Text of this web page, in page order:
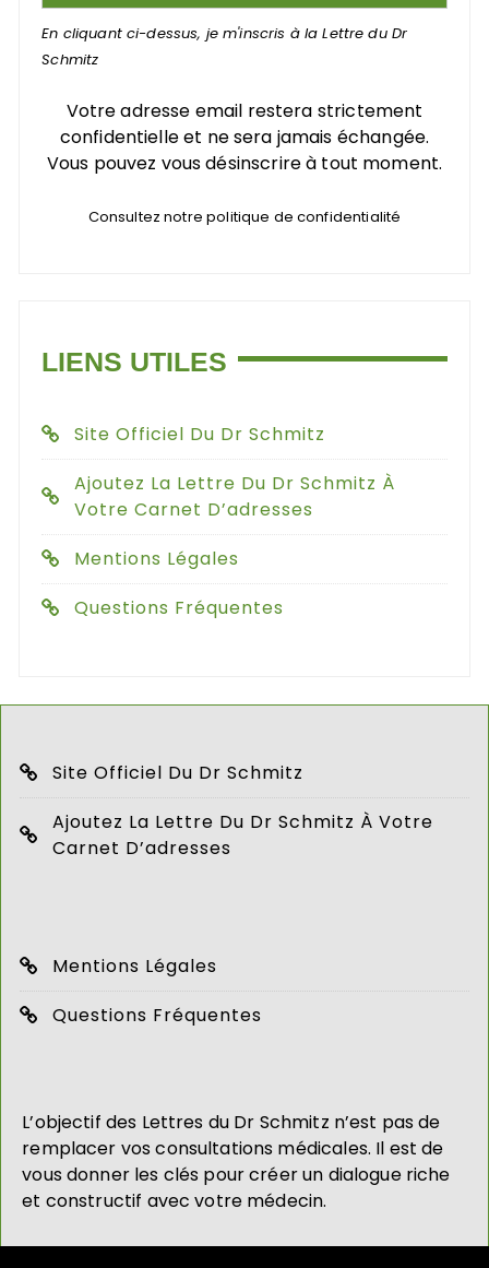
En cliquant ci-dessus, je m'inscris à la Lettre du Dr
Schmitz
Votre adresse email restera strictement
confidentielle et ne sera jamais échangée.
Vous pouvez vous désinscrire à tout moment.
Consultez notre politique de confidentialité
LIENS UTILES
Site Officiel Du Dr Schmitz
Ajoutez La Lettre Du Dr Schmitz À
Votre Carnet D’adresses
Mentions Légales
Questions Fréquentes
Site Officiel Du Dr Schmitz
Ajoutez La Lettre Du Dr Schmitz À Votre
Carnet D’adresses
Mentions Légales
Questions Fréquentes
L’objectif des Lettres du Dr Schmitz n’est pas de
remplacer vos consultations médicales. Il est de
vous donner les clés pour créer un dialogue riche
et constructif avec votre médecin.